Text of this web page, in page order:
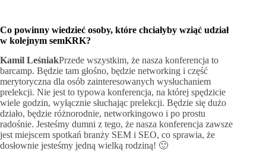
Co powinny wiedzieć osoby, które chciałyby wziąć udział
w kolejnym semKRK?
Kamil LeśniakPrzede wszystkim, że nasza konferencja to
barcamp. Będzie tam głośno, będzie networking i część
merytoryczna dla osób zainteresowanych wysłuchaniem
prelekcji. Nie jest to typowa konferencja, na której spędzicie
wiele godzin, wyłącznie słuchając prelekcji. Będzie się dużo
działo, będzie różnorodnie, networkingowo i po prostu
radośnie. Jesteśmy dumni z tego, że nasza konferencja zawsze
jest miejscem spotkań branży SEM i SEO, co sprawia, że
dosłownie jesteśmy jedną wielką rodziną! 🙂